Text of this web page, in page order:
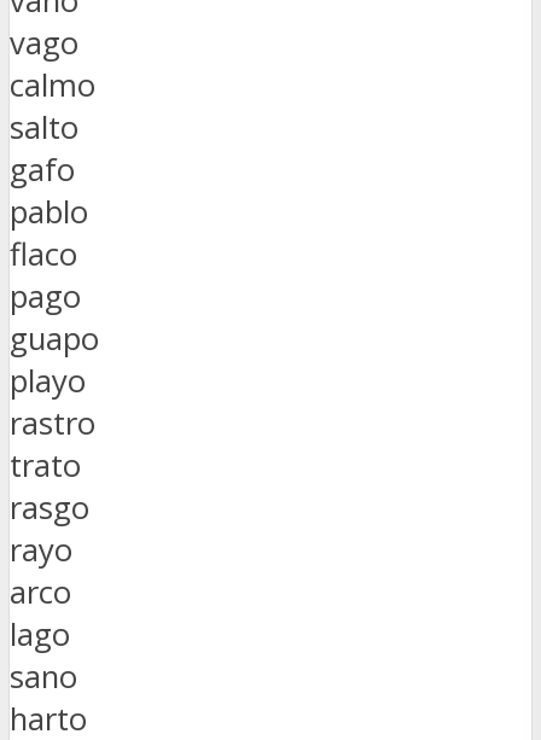
vago
calmo
salto
gafo
pablo
flaco
pago
guapo
playo
rastro
trato
rasgo
rayo
arco
lago
sano
harto